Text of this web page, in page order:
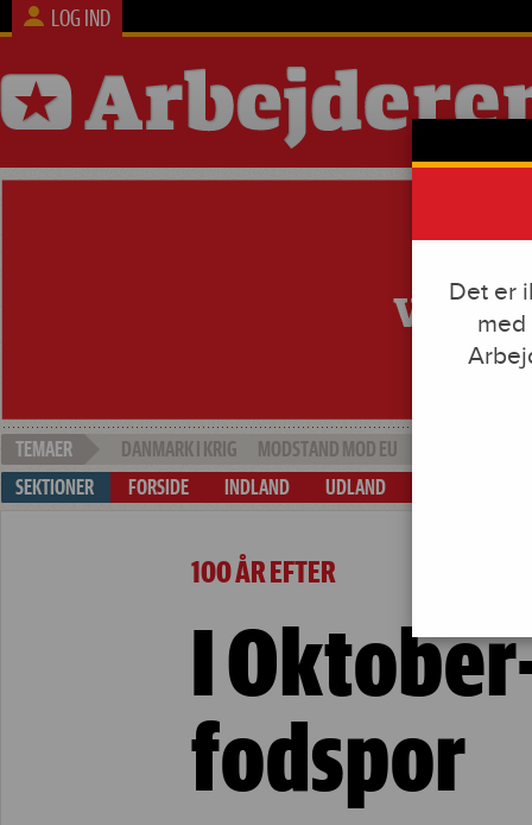
LOG IND
DANMARK I KRIG MODSTAND MOD EU
FORSIDE
INDLAND UDLAND
100 ÅR EFTER
I
fodspor
Det er